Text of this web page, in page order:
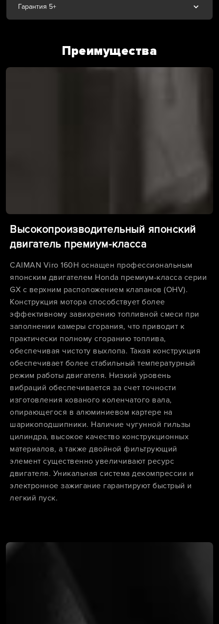
Гарантия 5+
Преимущества
Высокопроизводительный японский
двигатель премиум-класса
CAIMAN Viro 160H оснащен профессиональным
японским двигателем Honda премиум-класса серии
GX с верхним расположением клапанов (OHV).
Конструкция мотора способствует более
эффективному завихрению топливной смеси при
заполнении камеры сгорания, что приводит к
практически полному сгоранию топлива,
обеспечивая чистоту выхлопа. Такая конструкция
обеспечивает более стабильный температурный
режим работы двигателя. Низкий уровень
вибраций обеспечивается за счет точности
изготовления кованого коленчатого вала,
опирающегося в алюминиевом картере на
шарикоподшипники. Наличие чугунной гильзы
цилиндра, высокое качество конструкционных
материалов, а также двойной фильтрующий
элемент существенно увеличивают ресурс
двигателя. Уникальная система декомпрессии и
электронное зажигание гарантируют быстрый и
легкий пуск.